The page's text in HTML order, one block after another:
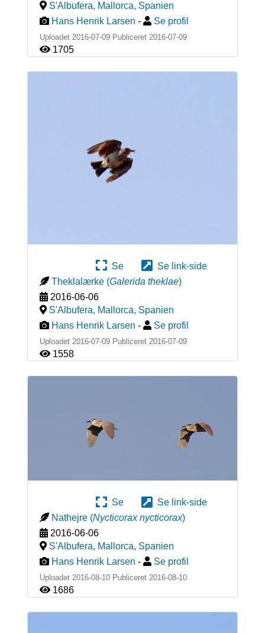
S'Albufera, Mallorca, Spanien
Hans Henrik Larsen - Se profil
Uploadet 2016-07-09 Publiceret 2016-07-09
1705
Se
Se link-side
Theklalærke (Galerida theklae)
2016-06-06
S'Albufera, Mallorca, Spanien
Hans Henrik Larsen - Se profil
Uploadet 2016-07-09 Publiceret 2016-07-09
1558
Se
Se link-side
Nathejre (Nycticorax nycticorax)
2016-06-06
S'Albufera, Mallorca, Spanien
Hans Henrik Larsen - Se profil
Uploadet 2016-08-10 Publiceret 2016-08-10
1686